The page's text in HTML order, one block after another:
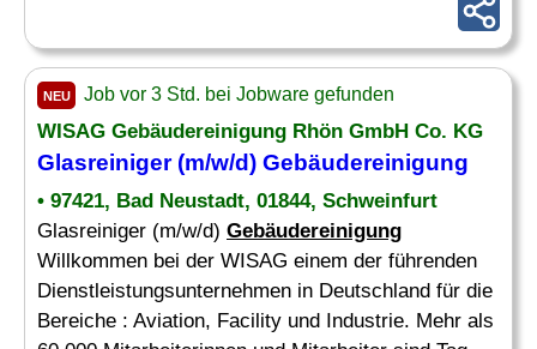
NEU Job vor 3 Std. bei Jobware gefunden
WISAG Gebäudereinigung Rhön GmbH Co. KG
Glasreiniger (m/w/d) Gebäudereinigung
• 97421, Bad Neustadt, 01844, Schweinfurt
Glasreiniger (m/w/d) Gebäudereinigung
Willkommen bei der WISAG einem der führenden
Dienstleistungsunternehmen in Deutschland für die
Bereiche : Aviation, Facility und Industrie. Mehr als